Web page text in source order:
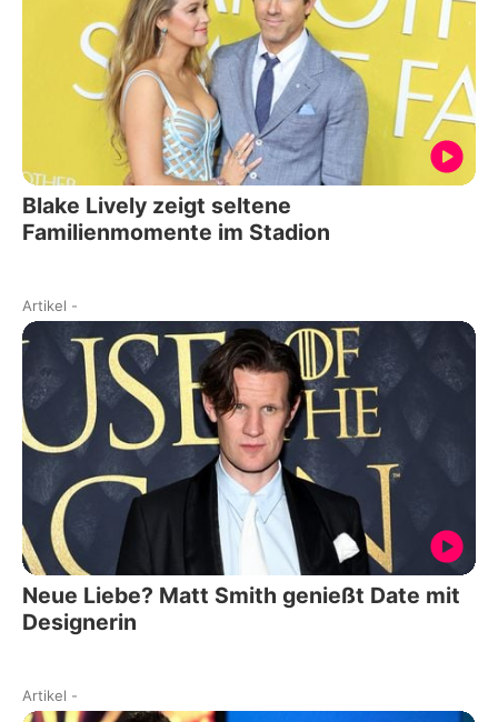
Blake Lively zeigt seltene
Familienmomente im Stadion
Artikel -
Neue Liebe? Matt Smith genießt Date mit
Designerin
Artikel -